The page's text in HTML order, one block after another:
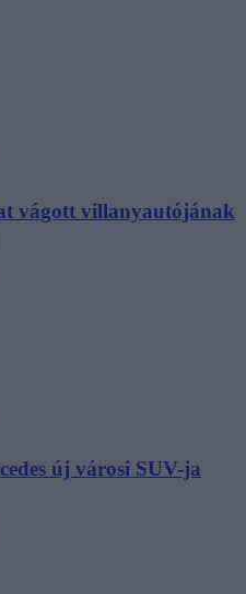
vágott villanyautójának
új városi SUV-ja